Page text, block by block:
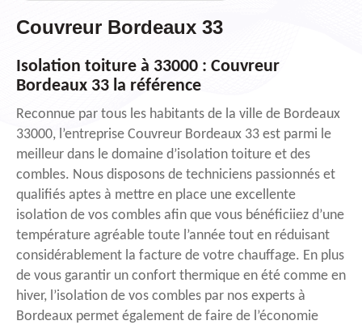
Couvreur Bordeaux 33
Isolation toiture à 33000 : Couvreur
Bordeaux 33 la référence
Reconnue par tous les habitants de la ville de Bordeaux
33000, l’entreprise Couvreur Bordeaux 33 est parmi le
meilleur dans le domaine d’isolation toiture et des
combles. Nous disposons de techniciens passionnés et
qualifiés aptes à mettre en place une excellente
isolation de vos combles afin que vous bénéficiiez d’une
température agréable toute l’année tout en réduisant
considérablement la facture de votre chauffage. En plus
de vous garantir un confort thermique en été comme en
hiver, l’isolation de vos combles par nos experts à
Bordeaux permet également de faire de l’économie